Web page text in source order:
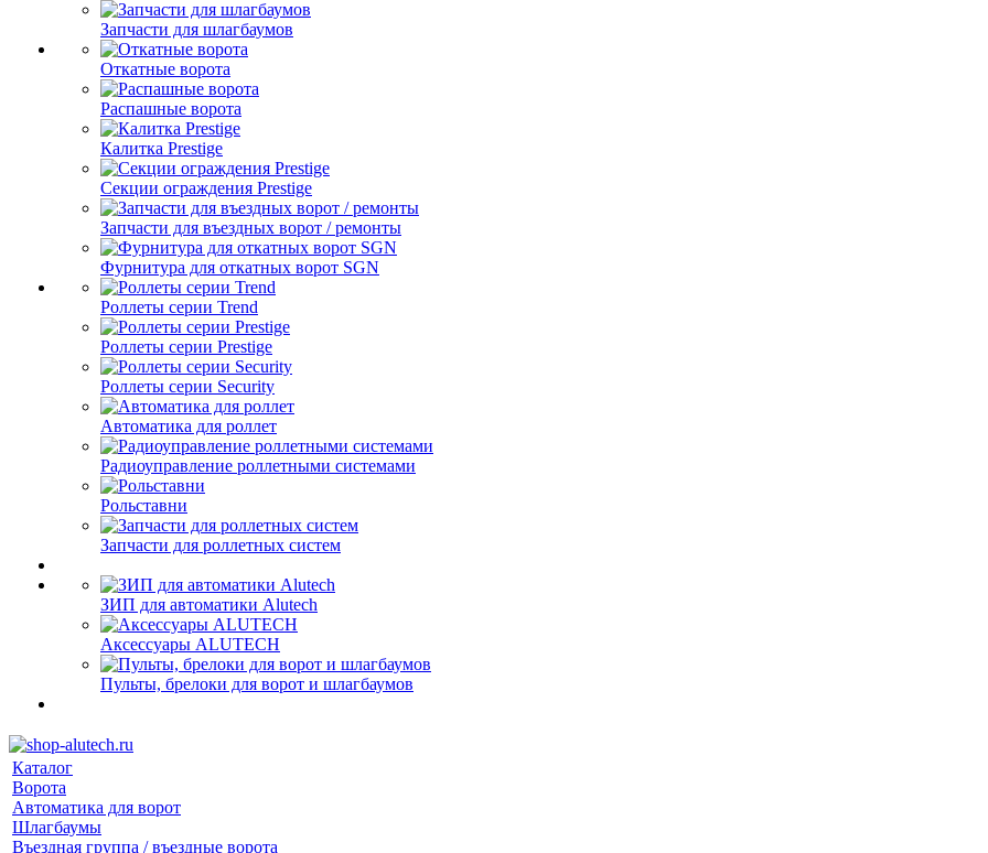
Запчасти для шлагбаумов
Откатные ворота
Распашные ворота
Калитка Prestige
Секции ограждения Prestige
Запчасти для въездных ворот / ремонты
Фурнитура для откатных ворот SGN
Роллеты серии Trend
Роллеты серии Prestige
Роллеты серии Security
Автоматика для роллет
Радиоуправление роллетными системами
Рольставни
Запчасти для роллетных систем
ЗИП для автоматики Alutech
Аксессуары ALUTECH
Пульты, брелоки для ворот и шлагбаумов
Каталог
Ворота
Автоматика для ворот
Шлагбаумы
Въездная группа / въездные ворота